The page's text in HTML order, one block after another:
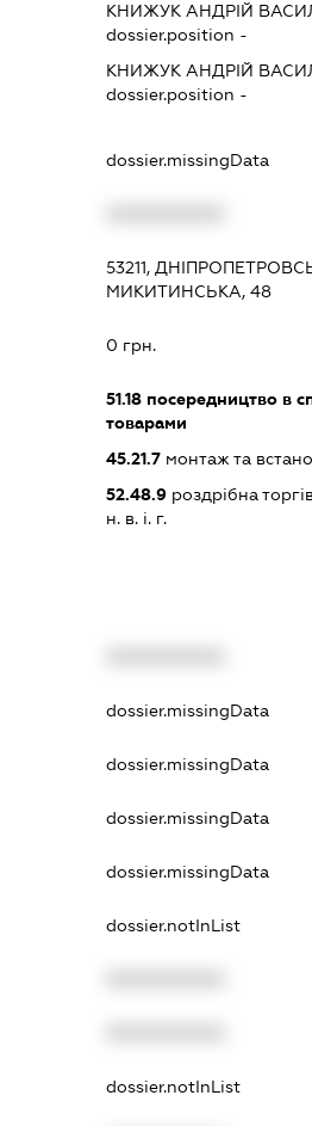
КНИЖУК АНДРІЙ
dossier.position -
КНИЖУК АНДРІЙ
dossier.position -
dossier.missingData
53211,
МИКИТИНСЬКА, 48
0 грн.
51.18посередництво в
товарами
45.21.7монтаж та
52.48.9роздрібна
н. в. і. г.
dossier.missingData
dossier.missingData
dossier.missingData
dossier.missingData
dossier.notInList
dossier.notInList